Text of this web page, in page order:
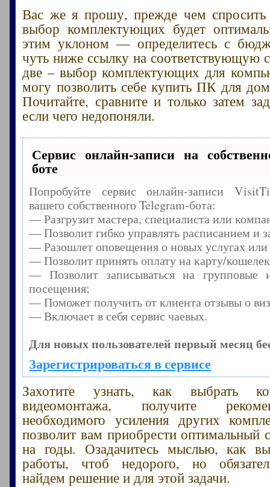
Вас же я прошу, прежде чем
выбор комплектующих будет
этим уклоном — определитесь с
чуть ниже ссылку на соответствующую
две – выбор комплектующих для
могу позволить себе купить ПК для
Почитайте, сравните и только затем
если чего недопоняли.
Сервис онлайн-записи на
боте
Попробуйте сервис онлайн-записи
вашего собственного Telegram-бота:
— Разгрузит мастера, специалиста или
— Позволит гибко управлять расписанием и
— Разошлет оповещения о новых услугах
— Позволит принять оплату на карту/
— Позволит записываться на групповые
посещения;
— Поможет получить от клиента отзывы о
— Включает в себя сервис чаевых.
Для новых пользователей первый месяц
Зарегистрироваться в сервисе
Захотите узнать, как выбрать
видеомонтажа, получите
необходимого усиления других
позволит вам приобрести оптимальный
на годы. Озадачитесь мыслью, как
работы, чтоб недорого, но
найдем решение и для этой задачи.